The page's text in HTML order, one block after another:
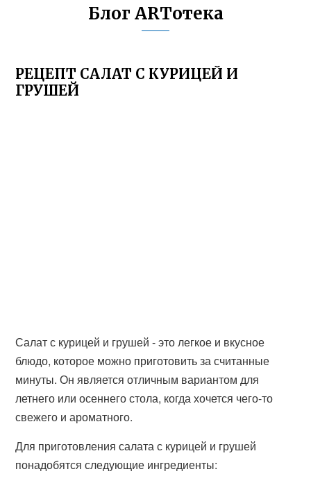
Блог ARTотека
РЕЦЕПТ САЛАТ С КУРИЦЕЙ И
ГРУШЕЙ
Салат с курицей и грушей - это легкое и вкусное
блюдо, которое можно приготовить за считанные
минуты. Он является отличным вариантом для
летнего или осеннего стола, когда хочется чего-то
свежего и ароматного.
Для приготовления салата с курицей и грушей
понадобятся следующие ингредиенты: